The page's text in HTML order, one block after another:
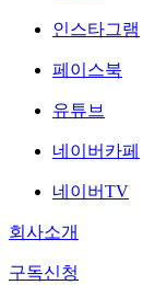
인스타그램
페이스북
유튜브
네이버카페
네이버TV
회사소개
구독신청